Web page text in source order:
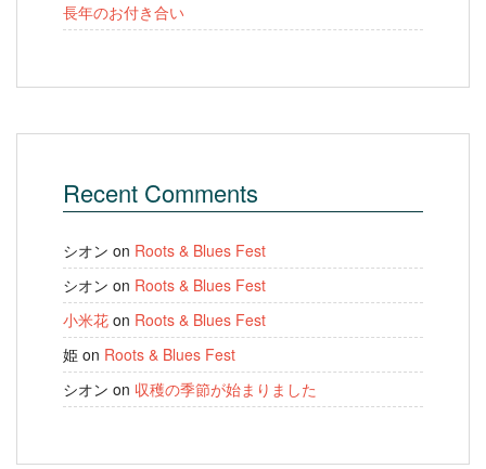
長年のお付き合い
Recent Comments
シオン on Roots & Blues Fest
シオン on Roots & Blues Fest
小米花 on Roots & Blues Fest
姫 on Roots & Blues Fest
シオン on 収穫の季節が始まりました